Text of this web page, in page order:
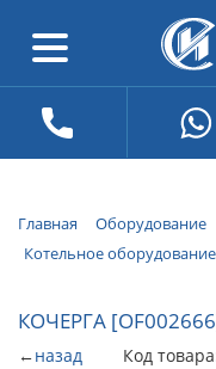
Главная Оборудование
Котельное оборудование
КОЧЕРГА
←назад Код